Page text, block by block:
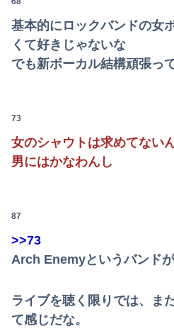
基本的にロックバンドの女
くて好きじゃないな
でも新ボーカル結構頑張っ
73
女のシャウトは求めてない
男にはかなわんし
87
>>73
Arch Enemyというバンドが
ライブを聴く限りでは、ま
て感じだな。